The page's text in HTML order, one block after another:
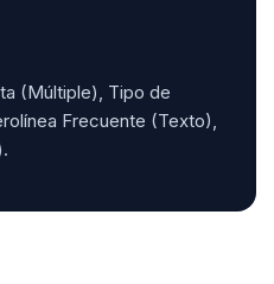
(Múltiple), Tipo de
Frecuente (Texto),